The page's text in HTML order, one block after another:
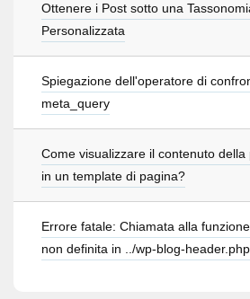
Ottenere i Post sotto una
Personalizzata
Spiegazione dell'operatore di
meta_query
Come visualizzare il contenuto della
in un template di pagina?
Errore fatale: Chiamata alla
non definita in ../wp-blog-header.php